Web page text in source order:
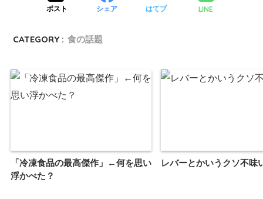
ポスト シェア はてブ LINE
CATEGORY : 食の話題
「冷凍食品の最高傑作」←何を思い
浮かべた？
レバーとかいうクソ不味